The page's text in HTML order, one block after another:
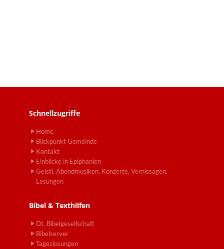
Schnellzugriffe
Home
Blickpunkt Gemeinde
Kontakt
Einblicke in Epiphanien
Geistl. Abendmusiken, Konzerte, Vernissagen,
Lesungen
Bibel & Texthilfen
Dt. Bibelgesellschaft
Bibelserver
Tageslosungen